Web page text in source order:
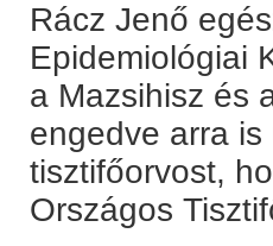
Rácz Jenő
Epidemiológiai
a Mazsihisz és
engedve arra
tisztifőorvost,
Országos